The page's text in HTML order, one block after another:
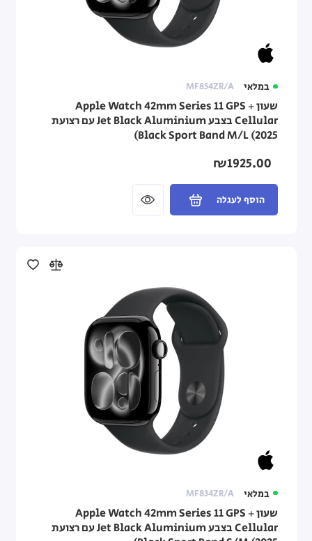
במלאי MF854ZR/A
שעון Apple Watch 42mm Series 11 GPS +
Cellular בצבע Jet Black Aluminium עם רצועת
Black Sport Band M/L (2025)
₪1925.00
הוסף לעגלה
במלאי MF834ZR/A
שעון Apple Watch 42mm Series 11 GPS +
Cellular בצבע Jet Black Aluminium עם רצועת